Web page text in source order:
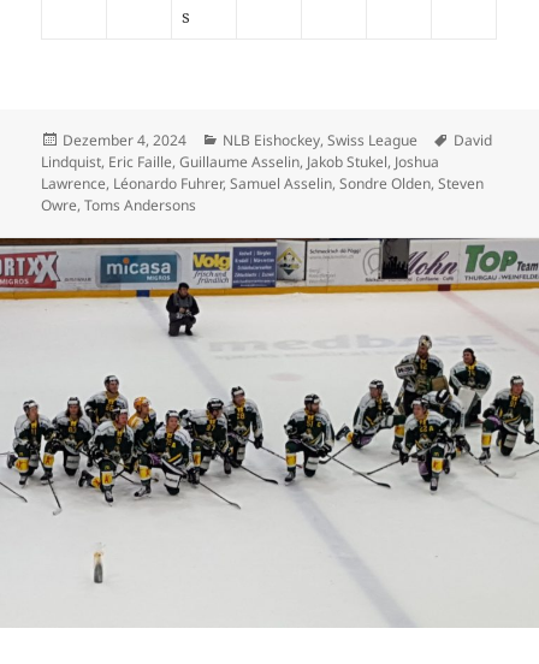
s
Veröffentlicht
am
Dezember 4, 2024 Kategorien
NLB Eishockey,Swiss League
David
Lindquist, Eric Faille,Guillaume Asselin, Jakob Stukel, Joshua
Lawrence, Léonardo Fuhrer,Samuel Asselin,Sondre Olden,Steven
Owre,Toms Andersons